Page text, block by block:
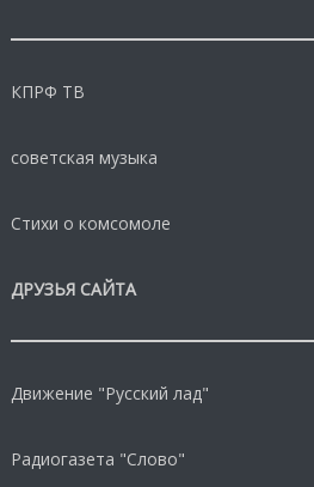
КПРФ ТВ
советская музыка
Стихи о комсомоле
ДРУЗЬЯ САЙТА
Движение "Русский лад"
Радиогазета "Слово"